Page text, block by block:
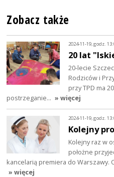
Zobacz także
2024-11-19, godz.
20 lat
20-lecie
Rodziców i
przy TPD ma
postrzeganie… » więcej
2024-11-19, godz.
Kolejny
Kolejny raz w
położne
kancelarią premiera do
» więcej